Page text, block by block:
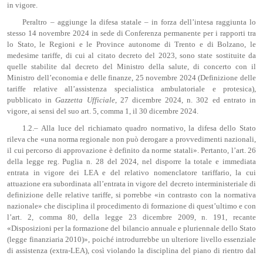
in vigore.
Peraltro – aggiunge la difesa statale – in forza dell’intesa raggiunta lo
stesso 14 novembre 2024 in sede di Conferenza permanente per i rapporti tra
lo Stato, le Regioni e le Province autonome di Trento e di Bolzano, le
medesime tariffe, di cui al citato decreto del 2023, sono state sostituite da
quelle stabilite dal decreto del Ministro della salute, di concerto con il
Ministro dell’economia e delle finanze, 25 novembre 2024 (Definizione delle
tariffe relative all’assistenza specialistica ambulatoriale e protesica),
pubblicato inGazzetta Ufficiale, 27 dicembre 2024, n. 302 ed entrato in
vigore, ai sensi del suo art. 5, comma 1, il 30 dicembre 2024.
1.2.– Alla luce del richiamato quadro normativo, la difesa dello Stato
rileva che «una norma regionale non può derogare a provvedimenti nazionali,
il cui percorso di approvazione è definito da norme statali». Pertanto, l’art. 26
della legge reg. Puglia n. 28 del 2024, nel disporre la totale e immediata
entrata in vigore dei LEA e del relativo nomenclatore tariffario, la cui
attuazione era subordinata all’entrata in vigore del decreto interministeriale di
definizione delle relative tariffe, si porrebbe «in contrasto con la normativa
nazionale» che disciplina il procedimento di formazione di quest’ultimo e con
l’art. 2, comma 80, della legge 23 dicembre 2009, n. 191, recante
«Disposizioni per la formazione del bilancio annuale e pluriennale dello Stato
(legge finanziaria 2010)», poiché introdurrebbe un ulteriore livello essenziale
di assistenza (extra-LEA), così violando la disciplina del piano di rientro dal